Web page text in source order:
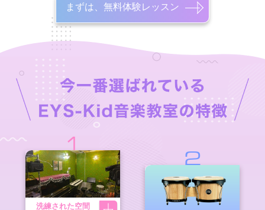
まずは、無料体験レッスン
1
洗練された空間
2